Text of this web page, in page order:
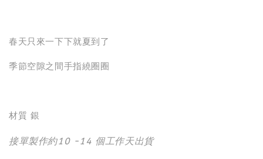
春天只來一下下就夏到了
季節空隙之間手指繞圈圈
材質 銀
接單製作約10 -14 個工作天出貨